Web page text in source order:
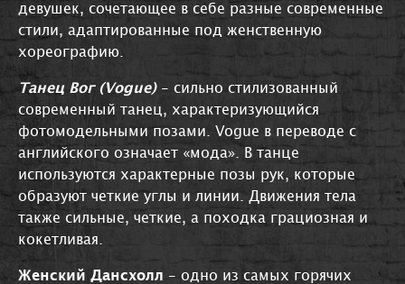
девушек, сочетающее в себе разные современные
стили, адаптированные под женственную
хореографию.
Танец Вог (Vogue)- сильно стилизованный
современный танец, характеризующийся
фотомодельными позами. Vogue в переводе с
английского означает «мода». В танце
используются характерные позы рук, которые
образуют четкие углы и линии. Движения тела
также сильные, четкие, а походка грациозная и
кокетливая.
Женский Дансхолл - одно из самых горячих